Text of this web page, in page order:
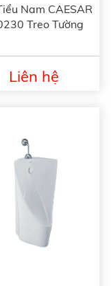
Nam CAESAR
Treo Tường
Liên hệ